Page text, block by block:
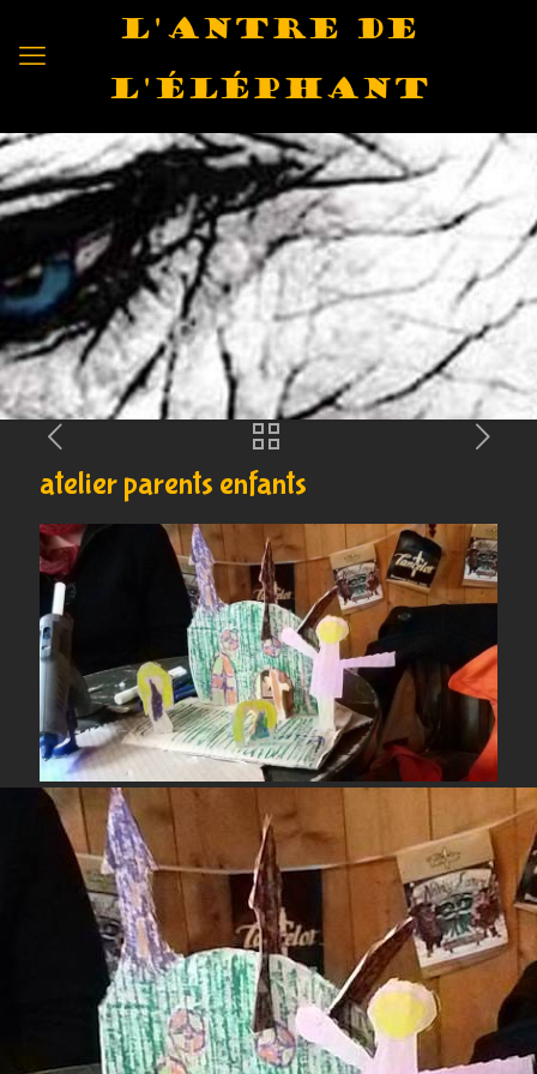
L'antre de
l'éléphant
atelier parents enfants
Partage
Autres Articles